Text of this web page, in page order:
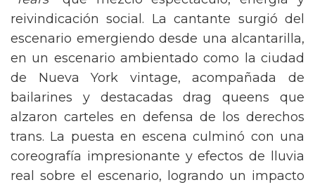
reivindicación social. La cantante surgió del
escenario emergiendo desde una alcantarilla,
en un escenario ambientado como la ciudad
de Nueva York vintage, acompañada de
bailarines y destacadas drag queens que
alzaron carteles en defensa de los derechos
trans. La puesta en escena culminó con una
coreografía impresionante y efectos de lluvia
real sobre el escenario, logrando un impacto